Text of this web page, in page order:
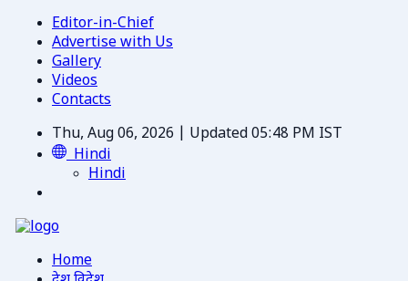
Editor-in-Chief
Advertise with Us
Gallery
Videos
Contacts
Thu, Aug 06, 2026 | Updated 05:48 PM IST
Hindi
Hindi
Home